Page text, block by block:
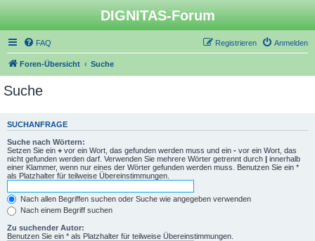
DIGNITAS-Forum
FAQ Anmelden
Registrieren
Foren-Übersicht Suche
Suche
SUCHANFRAGE
Suche nach Wörtern:
Setzen Sie ein + vor ein Wort, das gefunden werden muss und ein - vor ein Wort, das
nicht gefunden werden darf. Verwenden Sie mehrere Wörter getrennt durch | innerhalb
einer Klammer, wenn nur eines der Wörter gefunden werden muss. Benutzen Sie ein *
als Platzhalter für teilweise Übereinstimmungen.
Nach allen Begriffen suchen oder Suche wie angegeben verwenden
Nach einem Begriff suchen
Zu suchender Autor:
Benutzen Sie ein * als Platzhalter für teilweise Übereinstimmungen.